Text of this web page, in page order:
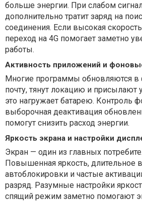
больше энергии. При слабом
дополнительно тратит заряд на
соединения. Если высокая
переход на 4G помогает заметно
работы.
Активность приложений и
Многие программы обновляются в
почту, тянут локацию и присылают
это нагружает батарею. Контроль
выборочная деактивация
помогут снизить расход энергии.
Яркость экрана и настройки
Экран — один из главных
Повышенная яркость, длительное
автоблокировки и частые
разряд. Разумные настройки
спящий режим заметно помогают